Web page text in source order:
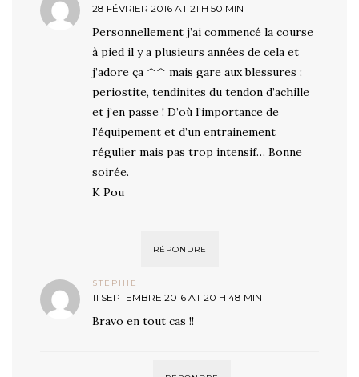
28 FÉVRIER 2016 AT 21 H 50 MIN
Personnellement j’ai commencé la course
à pied il y a plusieurs années de cela et
j’adore ça ^^ mais gare aux blessures :
periostite, tendinites du tendon d’achille
et j’en passe ! D’où l’importance de
l’équipement et d’un entrainement
régulier mais pas trop intensif… Bonne
soirée.
K Pou
RÉPONDRE
STEPHIE
11 SEPTEMBRE 2016 AT 20 H 48 MIN
Bravo en tout cas !!